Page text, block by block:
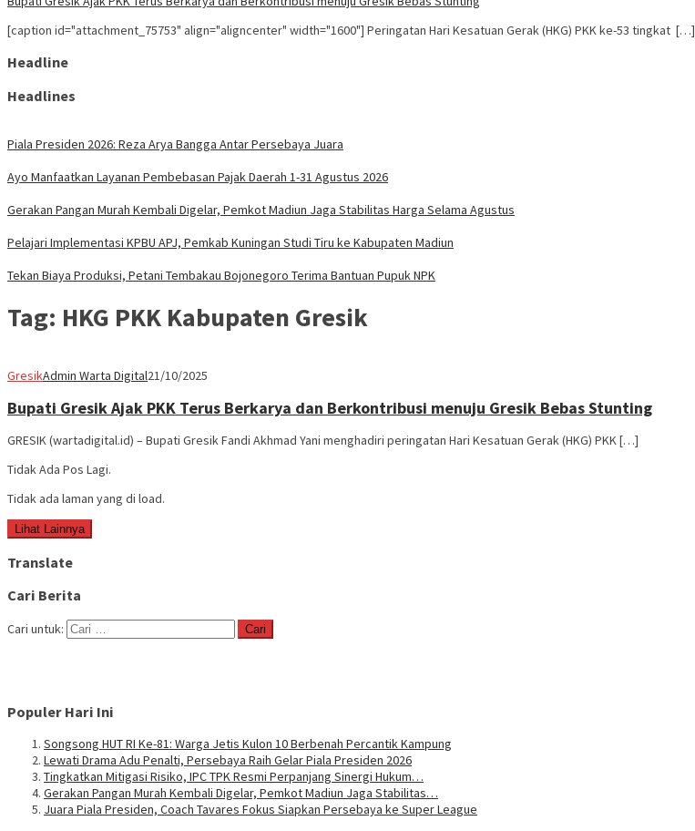
[caption id="attachment_75753" align="aligncenter" width="1600"] Peringatan Hari Kesatuan Gerak (HKG) PKK ke-53 tingkat […]
Headline
Headlines
Piala Presiden 2026: Reza Arya Bangga Antar Persebaya Juara
Ayo Manfaatkan Layanan Pembebasan Pajak Daerah 1-31 Agustus 2026
Gerakan Pangan Murah Kembali Digelar, Pemkot Madiun Jaga Stabilitas Harga Selama Agustus
Pelajari Implementasi KPBU APJ, Pemkab Kuningan Studi Tiru ke Kabupaten Madiun
Tekan Biaya Produksi, Petani Tembakau Bojonegoro Terima Bantuan Pupuk NPK
Tag: HKG PKK Kabupaten Gresik
GresikAdmin Warta Digital21/10/2025
Bupati Gresik Ajak PKK Terus Berkarya dan Berkontribusi menuju Gresik Bebas Stunting
GRESIK (wartadigital.id) – Bupati Gresik Fandi Akhmad Yani menghadiri peringatan Hari Kesatuan Gerak (HKG) PKK […]
Tidak Ada Pos Lagi.
Tidak ada laman yang di load.
Lihat Lainnya
Translate
Cari Berita
Cari untuk:
Populer Hari Ini
Songsong HUT RI Ke-81: Warga Jetis Kulon 10 Berbenah Percantik Kampung
Lewati Drama Adu Penalti, Persebaya Raih Gelar Piala Presiden 2026
Tingkatkan Mitigasi Risiko, IPC TPK Resmi Perpanjang Sinergi Hukum…
Gerakan Pangan Murah Kembali Digelar, Pemkot Madiun Jaga Stabilitas…
Juara Piala Presiden, Coach Tavares Fokus Siapkan Persebaya ke Super League